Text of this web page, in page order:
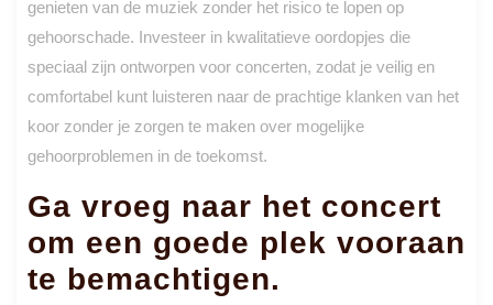
genieten van de muziek zonder het risico te lopen op
gehoorschade. Investeer in kwalitatieve oordopjes die
speciaal zijn ontworpen voor concerten, zodat je veilig en
comfortabel kunt luisteren naar de prachtige klanken van het
koor zonder je zorgen te maken over mogelijke
gehoorproblemen in de toekomst.
Ga vroeg naar het concert
om een goede plek vooraan
te bemachtigen.